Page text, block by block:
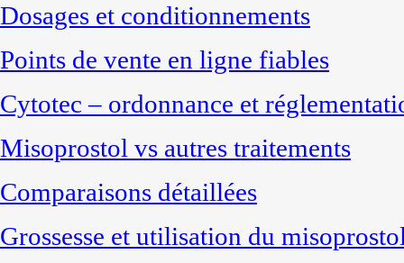
Dosages et conditionnements
Points de vente en ligne fiables
Cytotec – ordonnance et
Misoprostol vs autres traitements
Comparaisons détaillées
Grossesse et utilisation du